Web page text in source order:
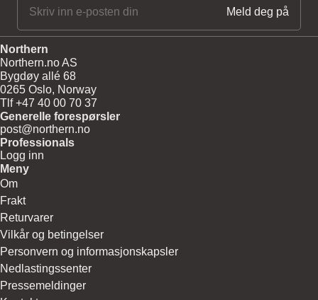
Northern
Northern.no AS
Bygdøy allé 68
0265 Oslo, Norway
Tlf +47 40 00 70 37
Generelle forespørsler
post@northern.no
Professionals
Logg inn
Meny
Om
Frakt
Returvarer
Vilkår og betingelser
Personvern og informasjonskapsler
Nedlastingssenter
Pressemeldinger